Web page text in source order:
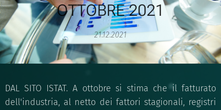
OTTOBRE 2021
21.12.2021
DAL SITO ISTAT. A ottobre si stima che il fatturato
dell'industria, al netto dei fattori stagionali, registri